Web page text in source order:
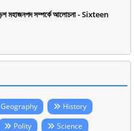
মহাজনপদ সম্পর্কে আলোচনা - Sixteen
Geography
History
Polity Science